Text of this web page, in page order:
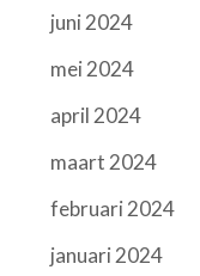
juni 2024
mei 2024
april 2024
maart 2024
februari 2024
januari 2024